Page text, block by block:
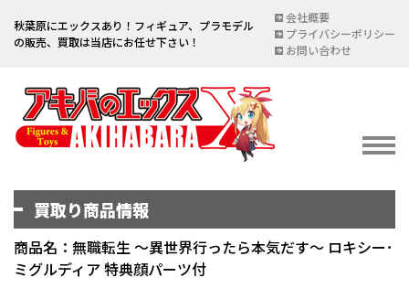
秋葉原にエックスあり！フィギュア、プラモデル
の販売、買取は当店にお任せ下さい！
会社概要
プライバシーポリシー
お問い合わせ
イベント情報
宅配買取のご案内
買取り商品情報
商品名：無職転生 ～異世界行ったら本気だす～ ロキシー･
ミグルディア 特典顔パーツ付